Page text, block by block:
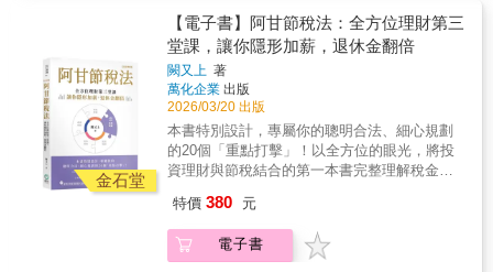
低、稅率也低，自然比現在繳稅來得划算。增
加儲蓄的同時，也省下稅金，一舉兩得。中華
民國萬萬稅，所以對個人（自然人）而言，除
了個人所得稅外，投資理財、房地產、遺產及
贈與等相關稅賦問題，在人的一生中也幾乎一
定會遇到，本書各以專章介紹。你不愛繳稅，
所以你想了解稅，進而節稅；不過稅又很難
解，所以你永遠不懂稅，永遠多繳稅。本書讓
你打破上述惡性循環。本書在2018年出版後，
廣受好評，由於稅務相關法規逐年修正，因此
針對2026年法條更新進行修訂，並新增介紹本
年度最新且最重要議題。 本◇書◇特◇色
◆法條搭配案例解說，明白易懂例如2026年增
加罰金。本書讓你輕鬆而完整解決上述問題；
用圖來解釋難懂的概念；用表格、邊欄呈現重
要參考資料；用淺白的文字說明所有重要法
源；用案例來說明規定如何適用。本書為所有
程度的讀者建立清楚的個人稅制系統概念，有
了基本概念之後，你才知道如何真正合法節
稅。例如，如果你了解個人所得稅是採「現金
收付制」（即按照現金收支的時點判定所得及
稅率，你自然會知道可以透過調整收入實現的
時間點，讓所得實現在稅率較低的年度來節
稅。作者提出25項節稅訣竅，如提高勞保退休
明‧如何避免高額稅負與誤觸法律風險，不踩
雷？‧投資證券究竟是長期持有好，還是避開股
息稅比較好？‧贈與現金買房、直接贈與房子、
繼承房產，哪個比較好？‧夫妻如何報稅最省
稅？配偶之間的資產互轉又該注意哪些稅？ ‧政
府為何願意給予750萬免稅的海外所得，透露出
哪些訊息？闕又上老師以40年豐厚的財務規劃
和理財管理經驗，在本書傳授小資族與中產家
庭，如何在合法的情況下，找到有利的節稅方
式，只要每年合法節稅省下15,000元，以此為
年下來，你得到的福利將高於國家勞保能夠給
付給你的退休金，而且幾乎多出一倍！本書列
金石堂
【電子書】阿甘節稅法：全方位理財第三
堂課，讓你隱形加薪，退休金翻倍
闕又上 著
萬化企業 出版
2026/03/20 出版
本書特別設計，專屬你的聰明合法、細心規劃
的20個「重點打擊」！以全方位的眼光，將投
資理財與節稅結合的第一本書完整理解稅金如
稅，讓退休金再翻一倍！4大領域X 20個節稅重
點打擊 ，啟動節稅思維，運用多元節稅策略，
融合多樣工具，小資族與中產階級存下第一桶
特價 380 元
電子書